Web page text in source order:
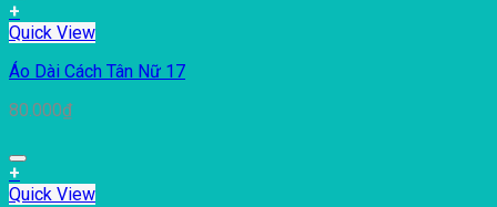
+
Quick View
Áo Dài Cách Tân Nữ 17
80.000₫
+
Quick View